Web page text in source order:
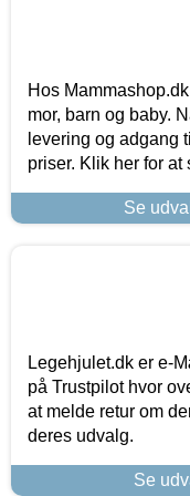
Hos
mor, barn og baby.
levering og adgang
priser. Klik her for at
Se
Legehjulet.dk er e-
på Trustpilot hvor
at melde retur om
deres udvalg.
Se